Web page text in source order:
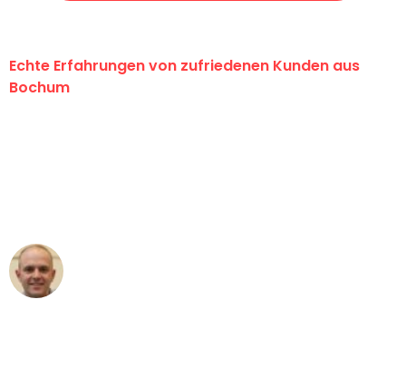
Echte Erfahrungen von zufriedenen Kunden aus
Bochum